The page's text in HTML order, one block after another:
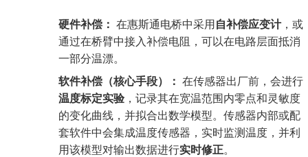
硬件补偿： 在惠斯通电桥中采用 自补偿应变计，或
通过在桥臂中接入补偿电阻，可以在电路层面抵消
一部分温漂。
软件补偿（核心手段）： 在传感器出厂前，会进行
温度标定实验 ，记录其在宽温范围内零点和灵敏度
的变化曲线，并拟合出数学模型。传感器内部或配
套软件中会集成温度传感器，实时监测温度，并利
用该模型对输出数据进行实时修正。